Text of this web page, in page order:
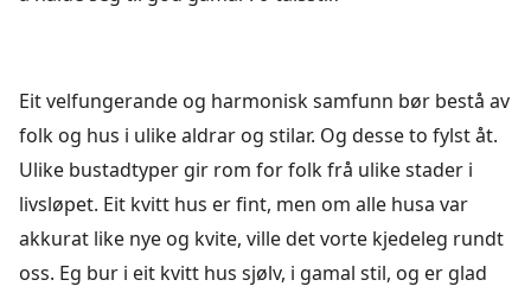
Eit velfungerande og harmonisk samfunn bør bestå av
folk og hus i ulike aldrar og stilar. Og desse to fylst åt.
Ulike bustadtyper gir rom for folk frå ulike stader i
livsløpet. Eit kvitt hus er fint, men om alle husa var
akkurat like nye og kvite, ville det vorte kjedeleg rundt
oss. Eg bur i eit kvitt hus sjølv, i gamal stil, og er glad